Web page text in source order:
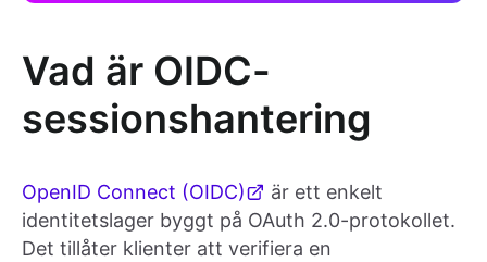
Vad är OIDC-
sessionshantering
OpenID Connect (OIDC)
är ett enkelt
identitetslager byggt på OAuth 2.0-protokollet.
Det tillåter klienter att verifiera en